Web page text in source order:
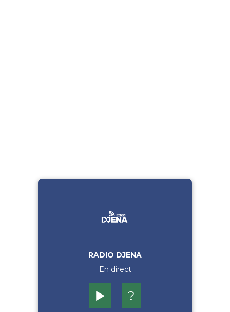
RADIO DJENA
En direct
▶️ ?